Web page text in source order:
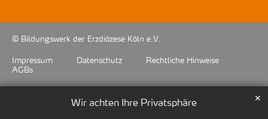
Wir achten Ihre Privatsphäre ✕
© Bildungswerk der Erzdiözese Köln e.V.
Impressum
Datenschutz
Rechtliche Hinweise
AGBs